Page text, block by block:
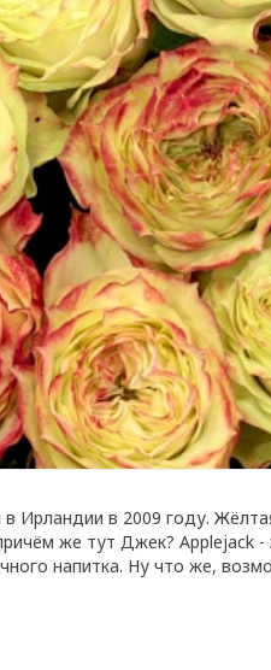
Ирландии в 2009 году.
же тут Джек? Applejack -
напитка. Ну что же,